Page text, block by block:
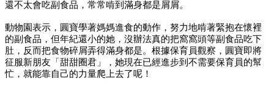
還不太會吃副食品，常常啃到滿身都是屑屑。
動物園表示，圓寶學著媽媽進食的動作，努力地啃著緊抱在懷裡
的副食品，但年紀還小的她，沒辦法真的把窩窩頭等副食品吃下
肚，反而把食物碎屑弄得滿身都是。根據保育員觀察，圓寶即將
征服新朋友「甜甜圈君」，她現在已經進步到不需要保育員的幫
忙，就能靠自己的力量爬上去了呢！